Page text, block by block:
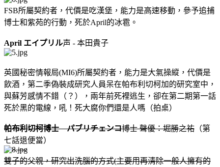
FSB所屬契約者，代價是吃漢堡，能力是高速移動，參予追捕
博士和紫苑的行動，死於April的冰雹。
April エイプリル声 - 本田貴子
英國秘密情報局(MI6)所屬契約者，能力是大氣操縱，代價是
飲酒，第二季偽裝成研究人員呆在帕布利切柯加的研究室中，
與蘇芳感情不錯（？），兩年前死裡逃生，卻在第二期第一話
死於黑的電線，吼！死大腐你們還是人嗎（拍桌）
帕布利切柯博士 パブリチェンコ博士 聲優：堀勝之祐 （第
七話退便當）
雙子的父親，研究出洗腦的方式(主要用再清除一般人擁有的